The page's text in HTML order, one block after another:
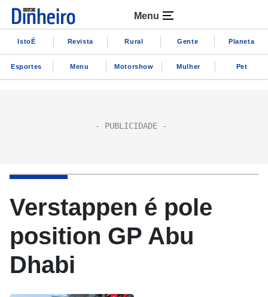
Menu
IstoÉ Revista Rural Gente Planeta
Esportes Menu Motorshow Mulher Pet
Verstappen é pole
position GP Abu
Dhabi